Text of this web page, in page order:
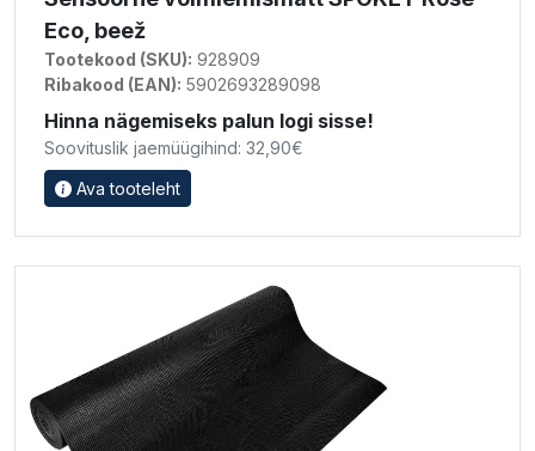
Eco, beež
Tootekood (SKU): 928909
Ribakood (EAN): 5902693289098
Hinna nägemiseks palun logi sisse!
Soovituslik jaemüügihind: 32,90€
Ava tooteleht